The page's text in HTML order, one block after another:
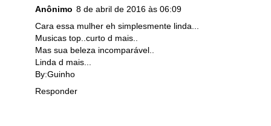
Anônimo 8 de abril de 2016 às 06:09
Cara essa mulher eh simplesmente linda...
Musicas top..curto d mais..
Mas sua beleza incomparável..
Linda d mais...
By:Guinho
Responder